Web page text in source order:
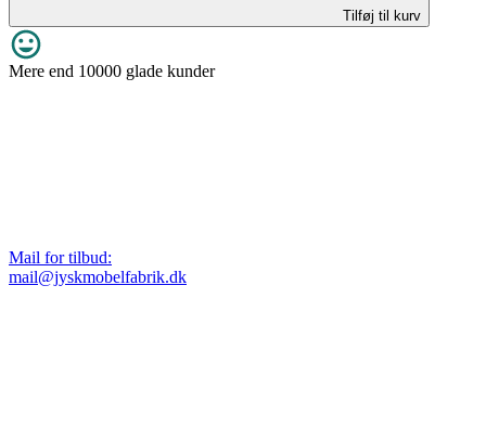
Tilføj til kurv
Mere end 10000 glade kunder
Mail for tilbud:
mail@jyskmobelfabrik.dk